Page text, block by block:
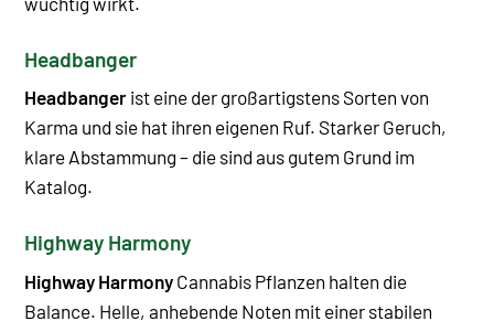
Headbanger
Headbanger ist eine der großartigstens Sorten von
Karma und sie hat ihren eigenen Ruf. Starker Geruch,
klare Abstammung – die sind aus gutem Grund im
Katalog.
Highway Harmony
Highway Harmony Cannabis Pflanzen halten die
Balance. Helle, anhebende Noten mit einer stabilen